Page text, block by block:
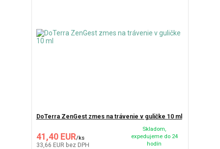
DoTerra ZenGest zmes na trávenie v guličke 10 ml
41,40 EUR/ks
33,66 EUR bez DPH
Skladom,
expedujeme do 24
hodín